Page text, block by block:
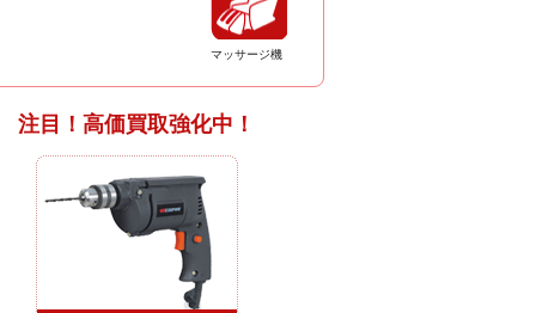
マッサージ機
注目！高価買取強化中！